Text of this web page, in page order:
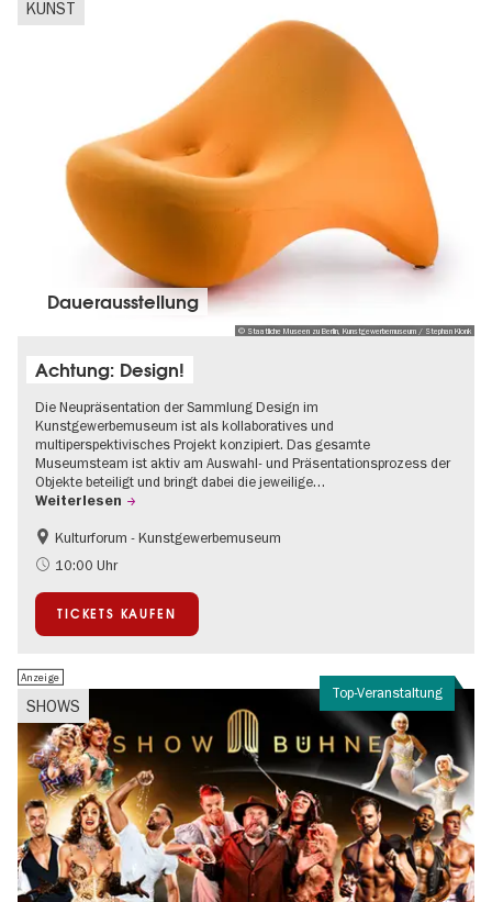
KUNST
© Staatliche Museen zu Berlin, Kunstgewerbemuseum / Stephan Klonk
Dauer­aus­stel­lung
Achtung: Design!
Die Neupräsentation der Sammlung Design im
Kunstgewerbemuseum ist als kollaboratives und
multiperspektivisches Projekt konzipiert. Das gesamte
Museumsteam ist aktiv am Auswahl- und Präsentationsprozess der
Objekte beteiligt und bringt dabei die jeweilige…
Weiterlesen
Mode und Design
Kulturforum - Kunstgewerbemuseum
10:00 Uhr
TICKETS KAUFEN
Top-Veranstaltung
SHOWS
Anzeige